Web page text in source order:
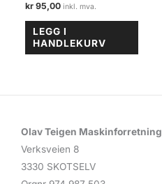
kr 95,00
LEGG I
HANDLEKURV
Olav Teigen Maskinforretning
Verksveien 8
3330 SKOTSELV